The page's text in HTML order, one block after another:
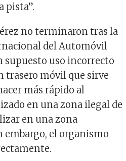
pista”.
no terminaron tras la
del Automóvil
supuesto uso incorrecto
trasero móvil que sirve
más rápido al
en una zona ilegal de
en una zona
embargo, el organismo